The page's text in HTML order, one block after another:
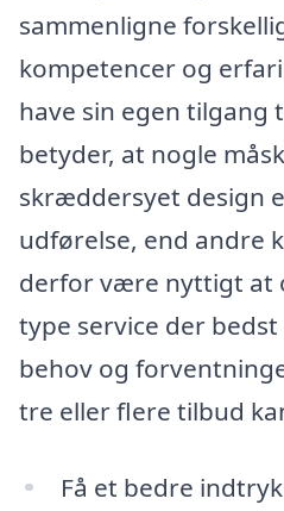
sammenligne
kompetencer og
have sin egen tilgang
betyder, at nogle
skræddersyet design
udførelse, end andre
derfor være nyttigt at
type service der
behov og
tre eller flere tilbud
Få et bedre